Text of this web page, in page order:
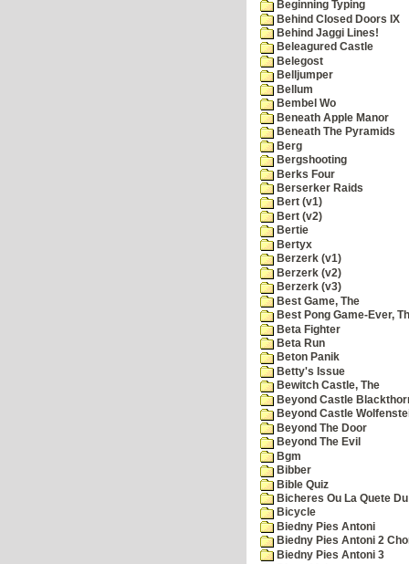
Beginning Typing
Behind Closed Doors IX
Behind Jaggi Lines!
Beleagured Castle
Belegost
Belljumper
Bellum
Bembel Wo
Beneath Apple Manor
Beneath The Pyramids
Berg
Bergshooting
Berks Four
Berserker Raids
Bert (v1)
Bert (v2)
Bertie
Bertyx
Berzerk (v1)
Berzerk (v2)
Berzerk (v3)
Best Game, The
Best Pong Game-Ever,
Beta Fighter
Beta Run
Beton Panik
Betty's Issue
Bewitch Castle, The
Beyond Castle
Beyond Castle
Beyond The Door
Beyond The Evil
Bgm
Bibber
Bible Quiz
Bicheres Ou La Quete
Bicycle
Biedny Pies Antoni
Biedny Pies Antoni 2
Biedny Pies Antoni 3